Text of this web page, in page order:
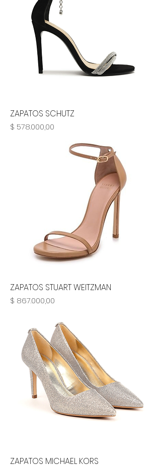
ZAPATOS SCHUTZ
Precio
$ 578.000,00
ZAPATOS STUART WEITZMAN
Precio
$ 867.000,00
ZAPATOS MICHAEL KORS